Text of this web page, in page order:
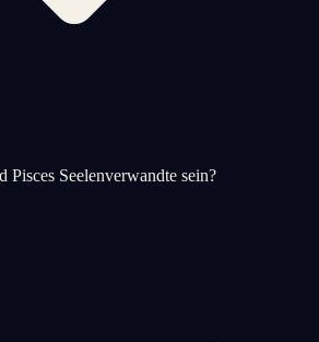
Pisces Seelenverwandte sein?